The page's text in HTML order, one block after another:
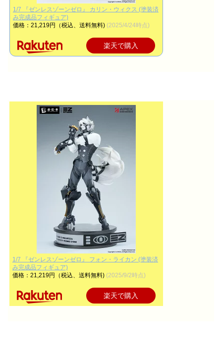
1/7 『ゼンレスゾーンゼロ』 カリン・ウィクス (塗装済
み完成品フィギュア)
価格：21,219円（税込、送料無料) (2025/4/24時点)
楽天で購入
1/7 『ゼンレスゾーンゼロ』 フォン・ライカン (塗装済
み完成品フィギュア)
価格：21,219円（税込、送料無料) (2025/9/2時点)
楽天で購入